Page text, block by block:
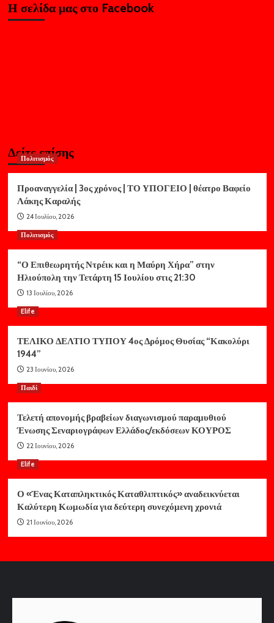
Η σελίδα μας στο Facebook
Δείτε επίσης
Πολιτισμός
Προαναγγελία | 3ος χρόνος | ΤΟ ΥΠΟΓΕΙΟ | θέατρο Βαφείο
Λάκης Καραλής
24 Ιουλίου, 2026
Πολιτισμός
“Ο Επιθεωρητής Ντρέικ και η Μαύρη Χήρα” στην
Ηλιούπολη την Τετάρτη 15 Ιουλίου στις 21:30
13 Ιουλίου, 2026
Elife
ΤΕΛΙΚΟ ΔΕΛΤΙΟ ΤΥΠΟΥ 4ος Δρόμος Θυσίας “Κακολύρι
1944”
23 Ιουνίου, 2026
Παιδί
Τελετή απονομής βραβείων διαγωνισμού παραμυθιού
Ένωσης Σεναριογράφων Ελλάδος/εκδόσεων ΚΟΥΡΟΣ
22 Ιουνίου, 2026
Elife
Ο «Ένας Καταπληκτικός Καταθλιπτικός» αναδεικνύεται
Καλύτερη Κωμωδία για δεύτερη συνεχόμενη χρονιά
21 Ιουνίου, 2026